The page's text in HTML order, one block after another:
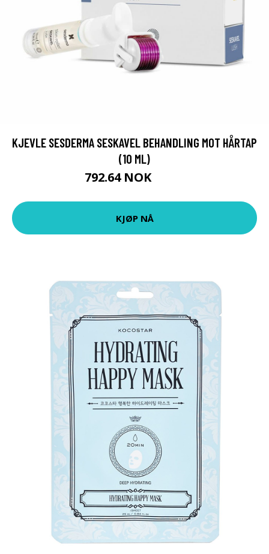
KJEVLE SESDERMA SESKAVEL BEHANDLING MOT HÅRTAP
(10 ML)
792.64 NOK
KJØP NÅ